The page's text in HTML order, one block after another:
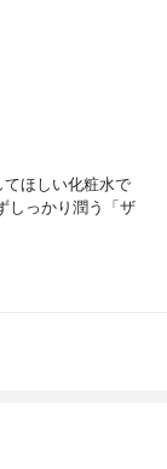
ほしい化粧水で
しっかり潤う「ザ